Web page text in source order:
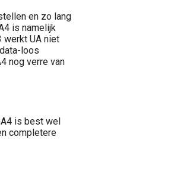
en zo lang
is namelijk
werkt UA niet
loos
nog verre van
is best wel
completere